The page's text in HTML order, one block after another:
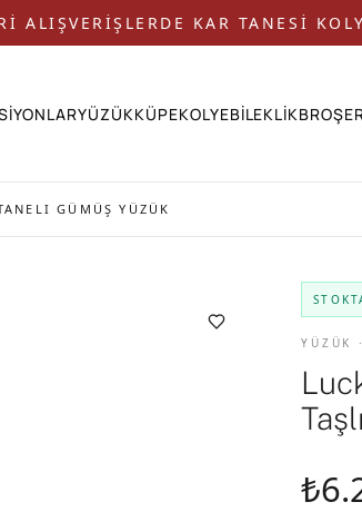
ALIŞVERİŞLERDE KAR TANESİ
YÜZÜKKÜPEKOLYEBİLEKLİKBROŞ
GÜMÜŞ YÜZÜK
YÜZÜK